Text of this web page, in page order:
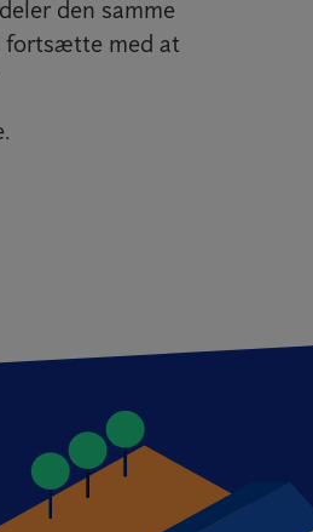
den samme
fortsætte med at